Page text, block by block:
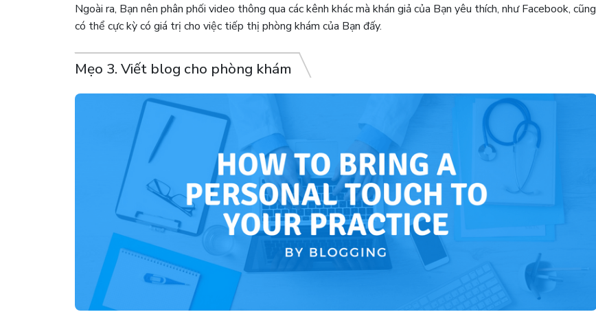
Ngoài ra, Bạn nên phân phối video thông qua các kênh khác mà khán giả của Bạn yêu thích, như Facebook, cũng
có thể cực kỳ có giá trị cho việc tiếp thị phòng khám của Bạn đấy.
Mẹo 3. Viết blog cho phòng khám